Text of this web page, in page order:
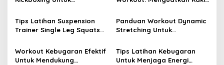
Tubuh dan Koordinasi
Optimal
Tips Latihan Suspension
Trainer Single Leg Squats
Panduan Workout Dynamic
Stretching Untuk
Sebelum Aktivitas Fisik
Workout Kebugaran Efektif
Untuk Mendukung
Tips Latihan Kebugaran
Untuk Menjaga Energi